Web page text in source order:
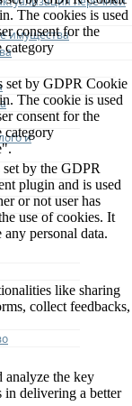
имущества
и
The cookies is used
consent for the
category
set by GDPR Cookie
The cookie is used
consent for the
category
by the GDPR
plugin and is used
or not user has
use of cookies. It
any personal data.
like sharing
collect feedbacks,
analyze the key
in delivering a better